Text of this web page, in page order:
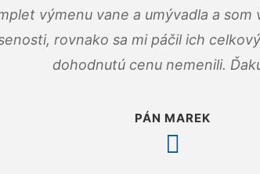
výmenu vane a umývadla a
rovnako sa mi páčil ich
dohodnutú cenu nemenili.
PÁN MAREK